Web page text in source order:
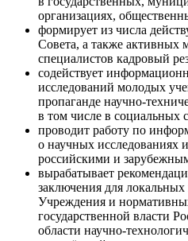
организациях,
формирует из числа
Совета, а также активных
специалистов кадровый
содействует
исследований молодых
пропаганде научно-
в том числе в социальных
проводит работу по
о научных исследованиях
российскими и
вырабатывает
заключения для
Учреждения и
государственной власти
области научно-